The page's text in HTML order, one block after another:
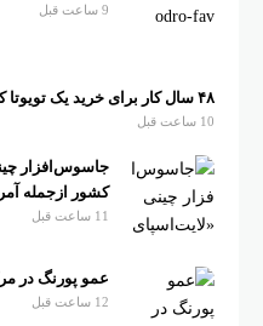
9 ساعت قبل
۴۸ سال کار برای خرید یک تویوتا کمری
10 ساعت قبل
کشور ازجمله
11 ساعت قبل
عمو پورنگ در
12 ساعت قبل